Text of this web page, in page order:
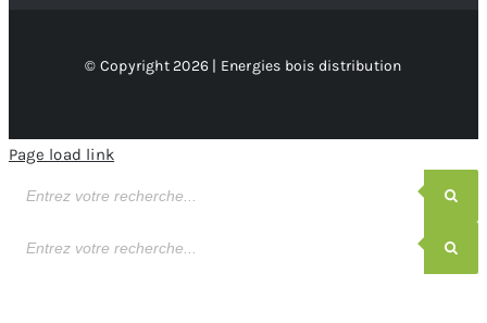
© Copyright 2026 | Energies bois distribution
Page load link
de
de